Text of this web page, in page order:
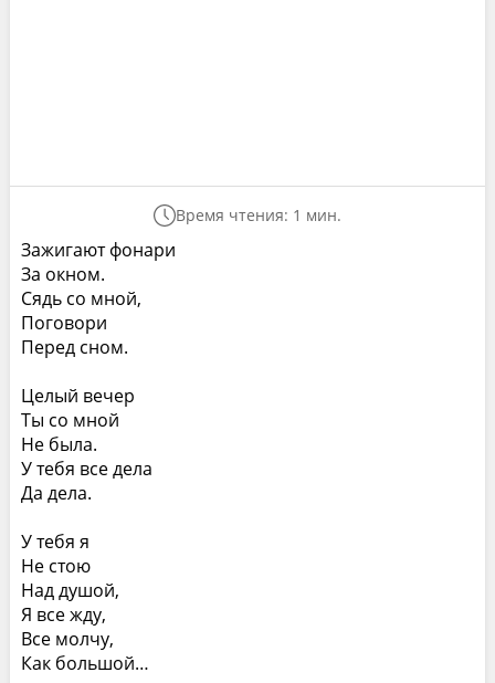
Время чтения: 1 мин.
Зажигают фонари
За окном.
Сядь со мной,
Поговори
Перед сном.
Целый вечер
Ты со мной
Не была.
У тебя все дела
Да дела.
У тебя я
Не стою
Над душой,
Я все жду,
Все молчу,
Как большой…